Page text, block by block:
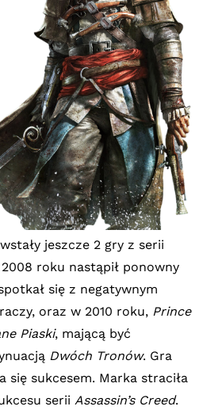
jeszcze 2 gry z serii
2008 roku nastąpił ponowny
się z negatywnym
oraz w 2010 roku, Prince
Piaski, mającą być
Dwóch Tronów. Gra
się sukcesem. Marka straciła
serii Assassin’s Creed.